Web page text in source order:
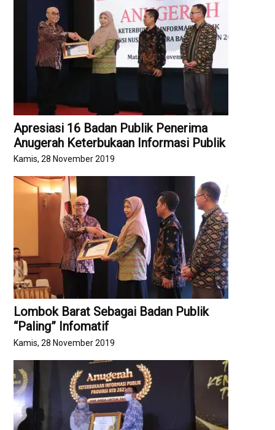
Apresiasi 16 Badan Publik Penerima
Anugerah Keterbukaan Informasi Publik
Kamis, 28 November 2019
Lombok Barat Sebagai Badan Publik
“Paling” Infomatif
Kamis, 28 November 2019